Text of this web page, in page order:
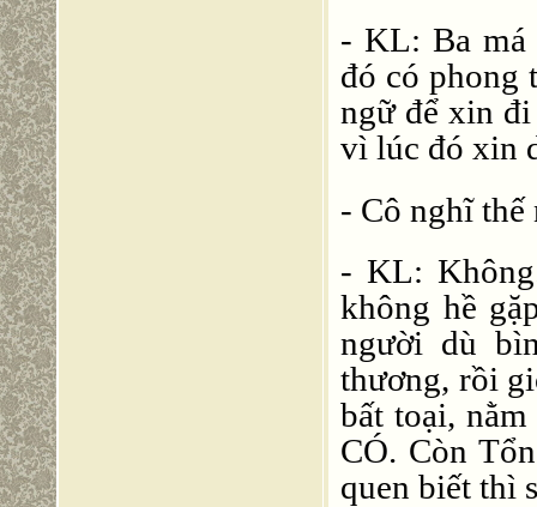
- KL: Ba má
đó có phong
ngữ để xin
vì lúc đó xin
- Cô nghĩ thế
- KL:
không hề
người dù
thương, rồi
bất toại,
CÓ. Còn
quen biết thì